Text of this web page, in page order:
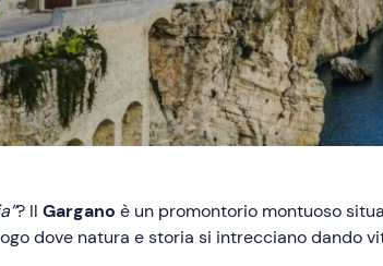
? Il Gargano è un promontorio montuoso
dove natura e storia si intrecciano dando